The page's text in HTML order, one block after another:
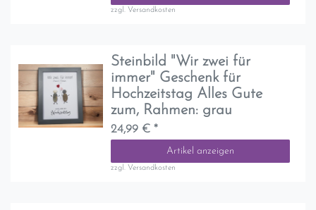
zzgl. Versandkosten
Steinbild "Wir zwei für
immer" Geschenk für
Hochzeitstag Alles Gute
zum, Rahmen: grau
24,99 € *
Artikel anzeigen
zzgl. Versandkosten